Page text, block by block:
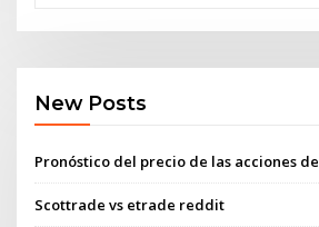
New Posts
Pronóstico del precio de las acciones
Scottrade vs etrade reddit